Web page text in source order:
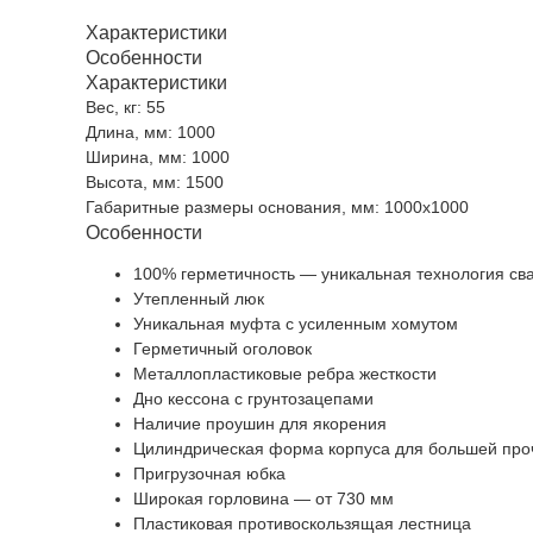
Характеристики
Особенности
Характеристики
Вес, кг: 55
Длина, мм: 1000
Ширина, мм: 1000
Высота, мм: 1500
Габаритные размеры основания, мм: 1000x1000
Особенности
100% герметичность — уникальная технология
Утепленный люк
Уникальная муфта с усиленным хомутом
Герметичный оголовок
Металлопластиковые ребра жесткости
Дно кессона с грунтозацепами
Наличие проушин для якорения
Цилиндрическая форма корпуса для большей
Пригрузочная юбка
Широкая горловина — от 730 мм
Пластиковая противоскользящая лестница